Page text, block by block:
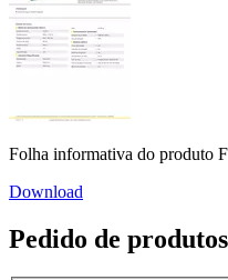
Folha informativa do produto
Download
Pedido de produtos